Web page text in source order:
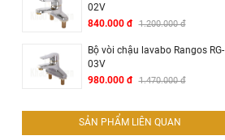
02V
840.000 đ 1.200.000 đ
Bộ vòi chậu lavabo Rangos RG-
03V
980.000 đ 1.470.000 đ
SẢN PHẨM LIÊN QUAN